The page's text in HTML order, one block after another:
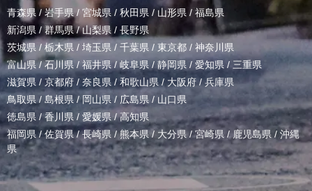
青森県 / 岩手県/ 宮城県 / 秋田県 / 山形県/ 福島県
新潟県 /群馬県/山梨県 / 長野県
茨城県 / 栃木県 / 埼玉県 / 千葉県 / 東京都 / 神奈川県
富山県 /石川県/福井県/岐阜県 / 静岡県 / 愛知県 / 三重県
滋賀県 / 京都府 / 奈良県 / 和歌山県/ 大阪府 /兵庫県
鳥取県/ 島根県 /岡山県/ 広島県 / 山口県
徳島県 /香川県 / 愛媛県/高知県
福岡県/佐賀県/長崎県 /熊本県/ 大分県/宮崎県 /鹿児島県 / 沖縄
県